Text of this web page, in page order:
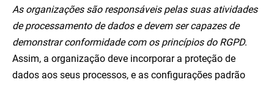
As organizações são responsáveis pelas suas atividades
de processamento de dados e devem ser capazes de
demonstrar conformidade com os princípios do RGPD.
Assim, a organização deve incorporar a proteção de
dados aos seus processos, e as configurações padrão